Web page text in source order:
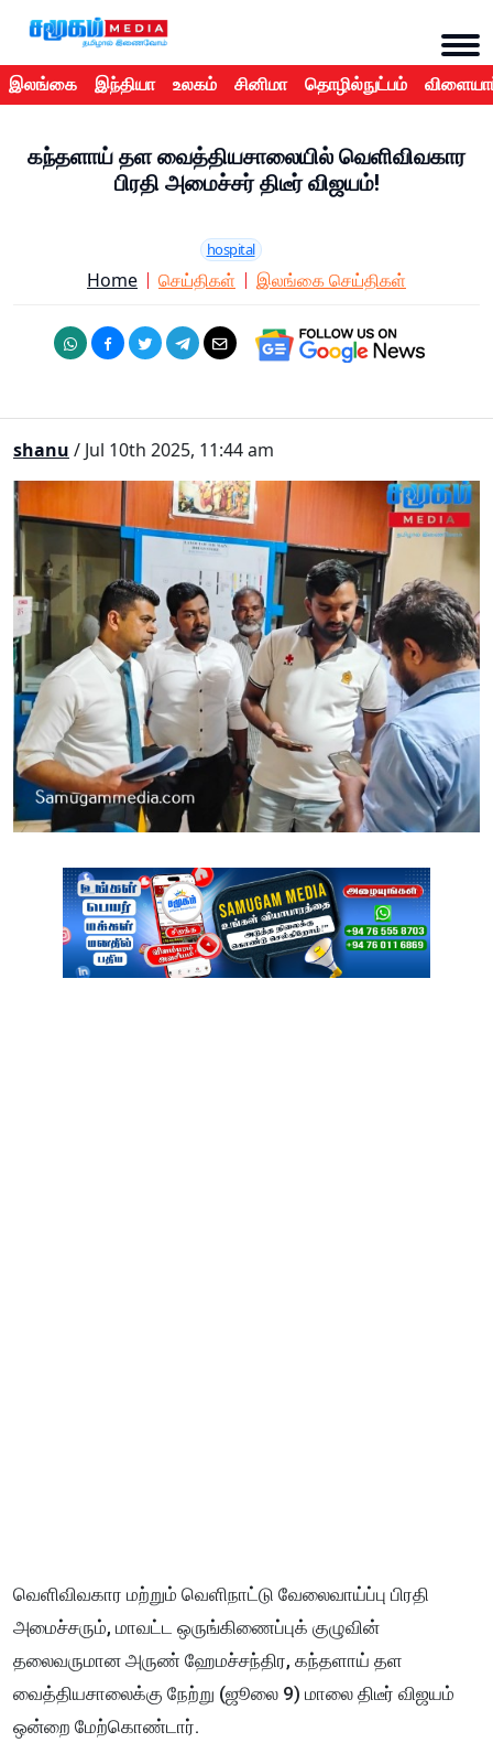
இலங்கை இந்தியா உலகம் சினிமா தொழில்நுட்பம்
கந்தளாய் தள வைத்தியசாலையில் வெளிவிவகார
பிரதி அமைச்சர் திடீர் விஜயம்!
hospital
Home செய்திகள் இலங்கை செய்திகள்
shanu / Jul 10th 2025, 11:44 am
வெளிவிவகார மற்றும் வெளிநாட்டு வேலைவாய்ப்பு பிரதி
அமைச்சரும், மாவட்ட ஒருங்கிணைப்புக் குழுவின்
தலைவருமான அருண் ஹேமச்சந்திர, கந்தளாய் தள
வைத்தியசாலைக்கு நேற்று (ஜூலை 9) மாலை திடீர் விஜயம்
ஒன்றை மேற்கொண்டார்.